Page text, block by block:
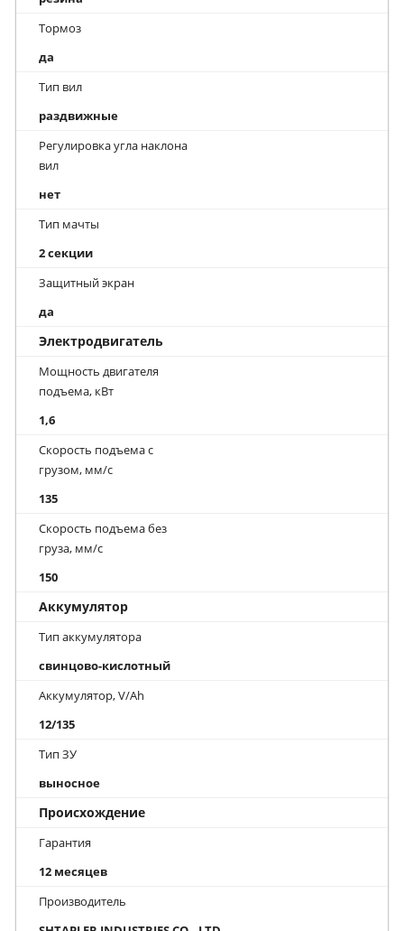
Тормоз
да
Тип вил
раздвижные
Регулировка угла наклона
вил
нет
Тип мачты
2 секции
Защитный экран
да
Электродвигатель
Мощность двигателя
подъема, кВт
1,6
Скорость подъема с
грузом, мм/с
135
Скорость подъема без
груза, мм/с
150
Аккумулятор
Тип аккумулятора
свинцово-кислотный
Аккумулятор, V/Ah
12/135
Тип ЗУ
выносное
Происхождение
Гарантия
12 месяцев
Производитель